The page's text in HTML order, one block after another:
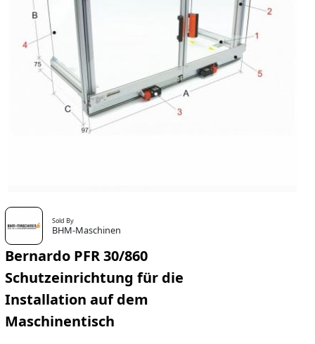
Sold By
BHM-Maschinen
Bernardo PFR 30/860
Schutzeinrichtung für die
Installation auf dem
Maschinentisch